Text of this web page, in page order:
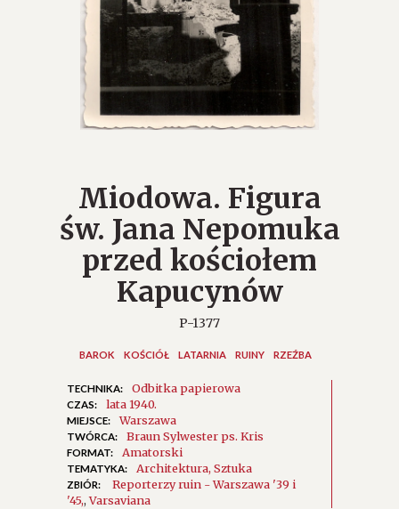
Miodowa. Figura
św. Jana Nepomuka
przed kościołem
Kapucynów
P-1377
BAROK KOŚCIÓŁ LATARNIA RUINY RZEŹBA
TECHNIKA: Odbitka papierowa
CZAS: lata 1940.
MIEJSCE: Warszawa
TWÓRCA: Braun Sylwester ps. Kris
FORMAT: Amatorski
TEMATYKA: Architektura Sztuka
ZBIÓR:
Reporterzy ruin - Warszawa '39 i
'45,Varsaviana